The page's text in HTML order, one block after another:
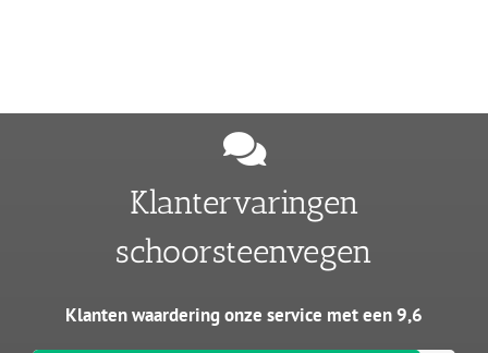
Klantervaringen
schoorsteenvegen
Klanten waardering onze service met een 9,6